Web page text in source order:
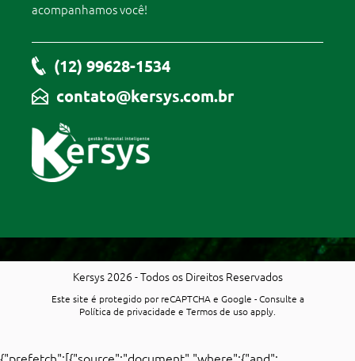
acompanhamos você!
(12) 99628-1534
contato@kersys.com.br
Kersys 2026 - Todos os Direitos Reservados
Este site é protegido por reCAPTCHA e Google - Consulte a
Política de privacidade e Termos de usoapply.